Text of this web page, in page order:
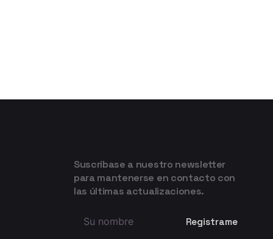
Suscríbase a nuestro newsletter
para mantenerse en contacto con
las últimas actualizaciones.